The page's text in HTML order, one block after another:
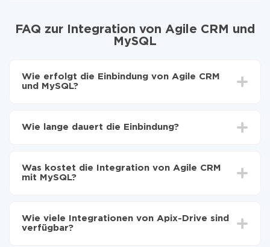
FAQ zur Integration von Agile CRM und
MySQL
Wie erfolgt die Einbindung von Agile CRM
und MySQL?
zu übertragen
CRM auf MySQL übertragen
Wie lange dauert die Einbindung?
Im Durchschnitt dauert es 10-15 Minuten.
Was kostet die Integration von Agile CRM
mit MySQL?
zahlen nur für die Datenmenge, die über unseren
Service von einem System auf ein anderes übertragen
Wie viele Integrationen von Apix-Drive sind
verfügbar?